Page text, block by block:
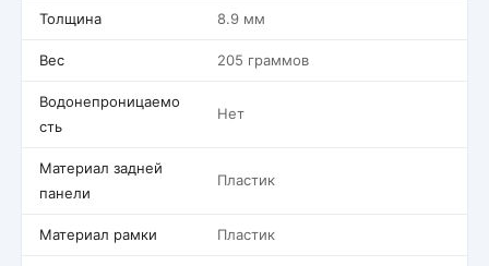
Толщина 8.9 мм
Вес 205 граммов
Водонепроницаемо
сть
Нет
Материал задней
панели
Пластик
Материал рамки Пластик